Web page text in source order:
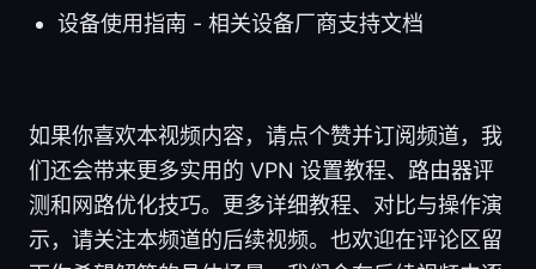
设备使用指南 - 相关设备厂商支持文档
如果你喜欢本视频内容，请点个赞并订阅频道，我
们还会带来更多实用的 VPN 设置教程、路由器评
测和网路优化技巧。更多详细教程、对比与操作演
示，请关注本频道的后续视频。也欢迎在评论区留